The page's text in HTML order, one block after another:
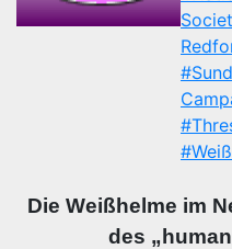
Die Weißhelme im
des